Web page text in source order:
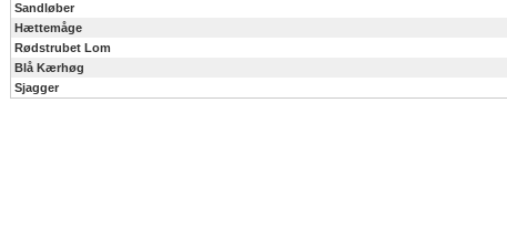
Sandløber
Hættemåge
Rødstrubet Lom
Blå Kærhøg
Sjagger